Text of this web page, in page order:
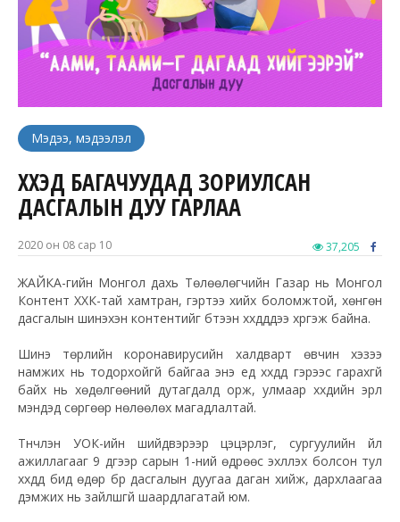
Мэдээ, мэдээлэл
ХҮҮХЭД БАГАЧУУДАД ЗОРИУЛСАН
ДАСГАЛЫН ДУУ ГАРЛАА
2020 он 08 сар 10 37,205
ЖАЙКА-гийн Монгол дахь Төлөөлөгчийн Газар нь Монгол
Контент ХХК-тай хамтран, гэртээ хийх боломжтой, хөнгөн
дасгалын шинэхэн контентийг бүтээн хүүхдүүддээ хүргэж байна.
Шинэ төрлийн коронавирусийн халдварт өвчин хэзээ
намжих нь тодорхойгүй байгаа энэ үед хүүхдүүд гэрээс гарахгүй
байх нь хөдөлгөөний дутагдалд орж, улмаар хүүхдийн эрүүл
мэндэд сөргөөр нөлөөлөх магадлалтай.
Түүнчлэн УОК-ийн шийдвэрээр цэцэрлэг, сургуулийн үйл
ажиллагааг 9 дүгээр сарын 1-ний өдрөөс эхлүүлэх болсон тул
хүүхдүүд бид өдөр бүр дасгалын дуугаа даган хийж, дархлаагаа
дэмжих нь зайлшгүй шаардлагатай юм.